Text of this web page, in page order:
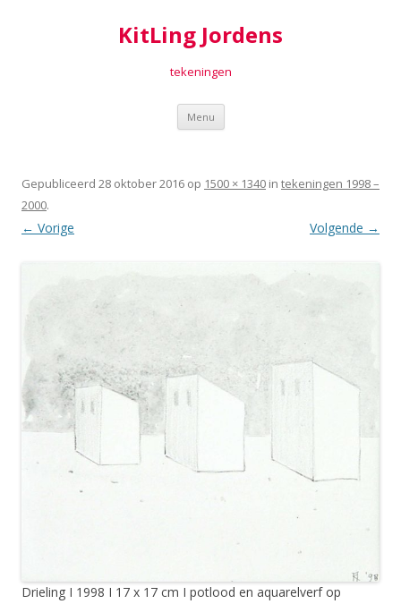
KitLing Jordens
tekeningen
Menu Spring
inhoud
Gepubliceerd 28 oktober 2016 op 1500 × 1340 in tekeningen 1998 –
2000.
← Vorige Volgende →
Drieling I 1998 I 17 x 17 cm I potlood en aquarelverf op